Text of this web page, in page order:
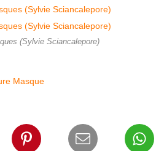
(Sylvie Sciancalepore)
Masque